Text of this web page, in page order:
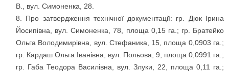
В., вул. Симоненка, 28.
Про затвердження технічної документації: гр. Дюк Ірина
Йосипівна, вул. Симоненка, 78, площа 0,15 га.; гр. Братейко
Ольга Володимирівна, вул. Стефаника, 15, площа 0,0903 га.;
гр. Кардаш Ольга Іванівна, вул. Польова, 9, площа 0,0991 га.;
гр. Габа Теодора Василівна, вул. Злуки, 22, площа 0,11 га.;